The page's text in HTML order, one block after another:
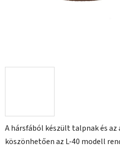
A hársfából készült talpnak és az
köszönhetően az L-40 modell